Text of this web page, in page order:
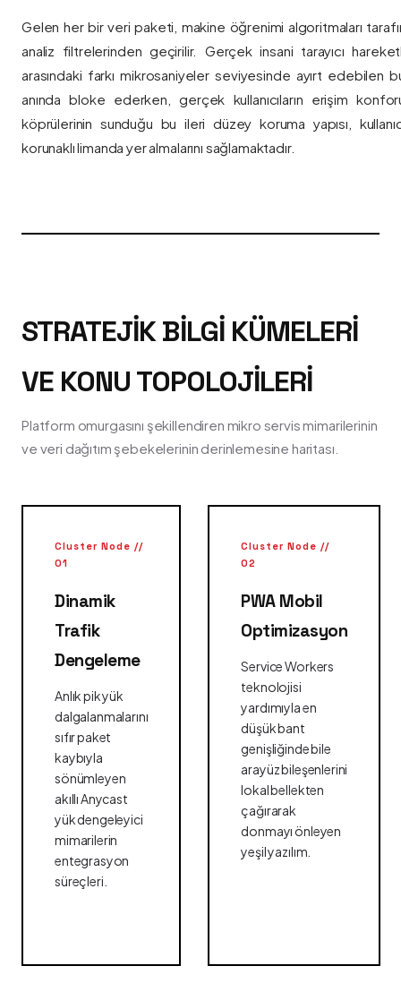
Gelen her bir veri paketi, makine öğrenimi algoritmaları
analiz filtrelerinden geçirilir. Gerçek insani tarayıcı
arasındaki farkı mikrosaniyeler seviyesinde ayırt edebilen
anında bloke ederken, gerçek kullanıcıların erişim
köprülerinin sunduğu bu ileri düzey koruma yapısı,
korunaklı limanda yer almalarını sağlamaktadır.
STRATEJIK BILGI KÜMELERI
VE KONU TOPOLOJILERI
Platform omurgasını şekillendiren mikro servis mimarilerinin
ve veri dağıtım şebekelerinin derinlemesine haritası.
Cluster Node //
01
Dinamik
Trafik
Dengeleme
Anlık pik yük
dalgalanmalarını
sıfır paket
kaybıyla
sönümleyen
akıllı Anycast
yük dengeleyici
mimarilerin
entegrasyon
süreçleri.
Cluster Node //
02
PWA Mobil
Optimizasyon
Service Workers
teknolojisi
yardımıyla en
düşük bant
genişliğinde bile
arayüz bileşenlerini
lokal bellekten
çağırarak
donmayı önleyen
yeşil yazılım.